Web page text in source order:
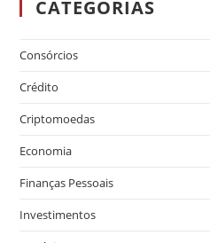
CATEGORIAS
Consórcios
Crédito
Criptomoedas
Economia
Finanças Pessoais
Investimentos